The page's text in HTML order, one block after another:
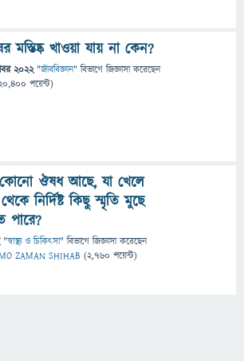
মস্তিষ্ক খাওয়া যায় না কেন?
2022 "জীববিজ্ঞান" বিভাগে জিজ্ঞাসাকরেছেন
পয়েন্ট)
ঔষধ আছে, যা খেলে
থেকে নির্দিষ্ট কিছু স্মৃতি মুছে
পারে?
"স্বাস্থ্য ও চিকিৎসা" বিভাগে জিজ্ঞাসাকরেছেন
ZAMAN SHIHAB (2,760 পয়েন্ট)